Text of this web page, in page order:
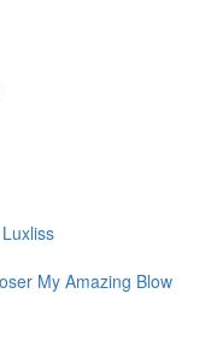
Luxliss
My Amazing Blow